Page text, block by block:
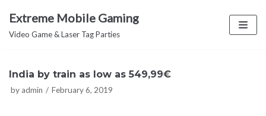
Skip
to
Extreme Mobile Gaming
Video Game & Laser Tag Parties
India by train as low as 549,99€
by admin February 6, 2019